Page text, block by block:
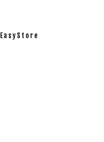
EasyStore